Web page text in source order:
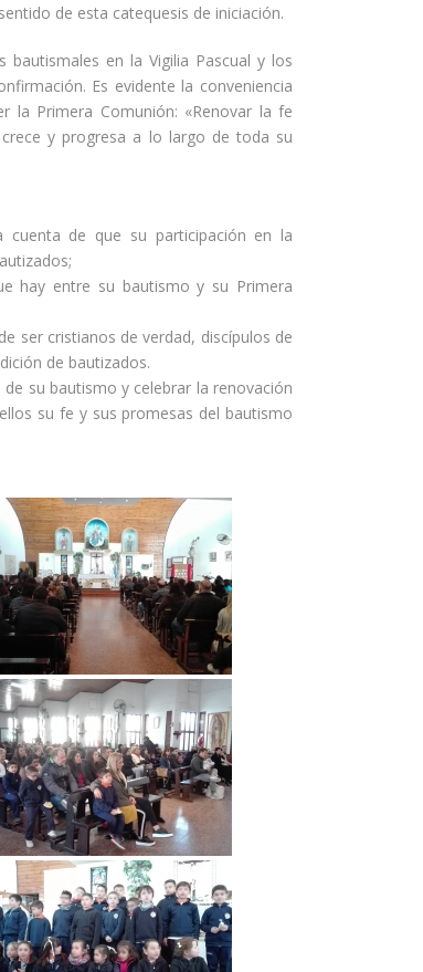
de esta catequesis de iniciación.
en la Vigilia Pascual y los
Es evidente la conveniencia
la Primera Comunión: «Renovar la fe
y progresa a lo largo de toda su
de que su participación en la
hay entre su bautismo y su Primera
ser cristianos de verdad, discípulos de
de bautizados.
su bautismo y celebrar la renovación
su fe y sus promesas del bautismo